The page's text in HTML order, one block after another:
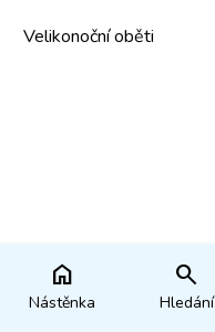
home
Nástěnka
search
Hledání
Velikonoční oběti